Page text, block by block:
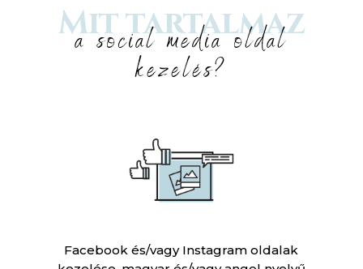
Mit tartalmaz
a social media oldal
kezelés?
Facebook és/vagy Instagram oldalak